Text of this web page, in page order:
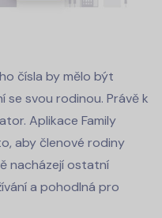
čísla by mělo být
se svou rodinou. Právě k
Aplikace Family
aby členové rodiny
nacházejí ostatní
a pohodlná pro